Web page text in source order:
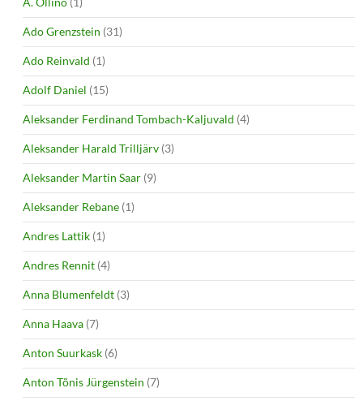
Ado Grenzstein (31)
Ado Reinvald (1)
Adolf Daniel (15)
Aleksander Ferdinand Tombach-Kaljuvald (4)
Aleksander Harald Trilljärv (3)
Aleksander Martin Saar (9)
Aleksander Rebane (1)
Andres Lattik (1)
Andres Rennit (4)
Anna Blumenfeldt (3)
Anna Haava (7)
Anton Suurkask (6)
Anton Tõnis Jürgenstein (7)